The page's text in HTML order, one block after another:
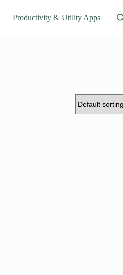
Productivity & Utility Apps